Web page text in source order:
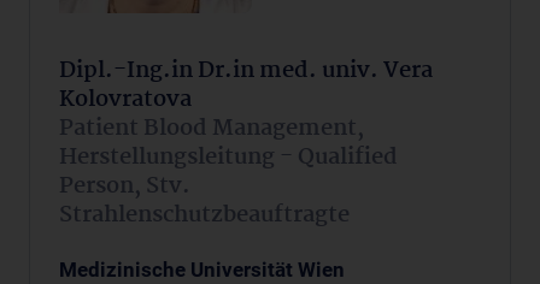
Dipl.-Ing.in Dr.in med. univ. Vera
Kolovratova
Patient Blood Management,
Herstellungsleitung - Qualified
Person, Stv.
Strahlenschutzbeauftragte
Medizinische Universität Wien